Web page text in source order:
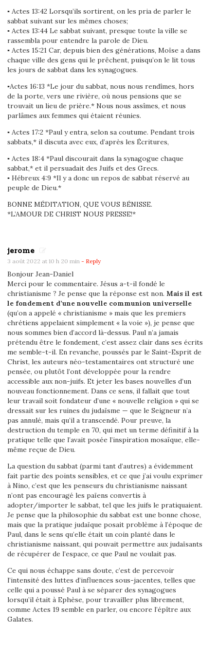
▪ Actes 13:42 Lorsqu’ils sortirent, on les pria de parler le
sabbat suivant sur les mêmes choses;
▪ Actes 13:44 Le sabbat suivant, presque toute la ville se
rassembla pour entendre la parole de Dieu.
▪ Actes 15:21 Car, depuis bien des générations, Moïse a dans
chaque ville des gens qui le prêchent, puisqu’on le lit tous
les jours de sabbat dans les synagogues.
▪Actes 16:13 *Le jour du sabbat, nous nous rendîmes, hors
de la porte, vers une rivière, où nous pensions que se
trouvait un lieu de prière.* Nous nous assîmes, et nous
parlâmes aux femmes qui étaient réunies.
▪ Actes 17:2 *Paul y entra, selon sa coutume. Pendant trois
sabbats,* il discuta avec eux, d’après les Écritures,
▪ Actes 18:4 *Paul discourait dans la synagogue chaque
sabbat,* et il persuadait des Juifs et des Grecs.
▪ Hébreux 4:9 *Il y a donc un repos de sabbat réservé au
peuple de Dieu.*
BONNE MÉDITATION, QUE VOUS BÉNISSE.
*L’AMOUR DE CHRIST NOUS PRESSE!*
jerome
3 août 2022 at 10 h 20 min - Reply
Bonjour Jean-Daniel
Merci pour le commentaire. Jésus a-t-il fondé le
christianisme ? Je pense que la réponse est non. Mais il est
le fondement d’une nouvelle communion universelle
(qu’on a appelé « christianisme » mais que les premiers
chrétiens appelaient simplement « la voie »), je pense que
nous sommes bien d’accord là-dessus. Paul n’a jamais
prétendu être le fondement, c’est assez clair dans ses écrits
me semble-t-il. En revanche, poussés par le Saint-Esprit de
Christ, les auteurs néo-testamentaires ont structuré une
pensée, ou plutôt l’ont développée pour la rendre
accessible aux non-juifs. Et jeter les bases nouvelles d’un
nouveau fonctionnement. Dans ce sens, il fallait que tout
leur travail soit fondateur d’une « nouvelle religion » qui se
dressait sur les ruines du judaïsme — que le Seigneur n’a
pas annulé, mais qu’il a transcendé. Pour preuve, la
destruction du temple en 70, qui met un terme définitif à la
pratique telle que l’avait posée l’inspiration mosaïque, elle-
même reçue de Dieu.
La question du sabbat (parmi tant d’autres) a évidemment
fait partie des points sensibles, et ce que j’ai voulu exprimer
à Nino, c’est que les penseurs du christianisme naissant
n’ont pas encouragé les païens convertis à
adopter/importer le sabbat, tel que les juifs le pratiquaient.
Je pense que la philosophie du sabbat est une bonne chose,
mais que la pratique judaïque posait problème à l’époque de
Paul, dans le sens qu’elle était un coin planté dans le
christianisme naissant, qui pouvait permettre aux judaïsants
de récupérer de l’espace, ce que Paul ne voulait pas.
Ce qui nous échappe sans doute, c’est de percevoir
l’intensité des luttes d’influences sous-jacentes, telles que
celle qui a poussé Paul à se séparer des synagogues
lorsqu’il était à Ephèse, pour travailler plus librement,
comme Actes 19 semble en parler, ou encore l’épître aux
Galates.